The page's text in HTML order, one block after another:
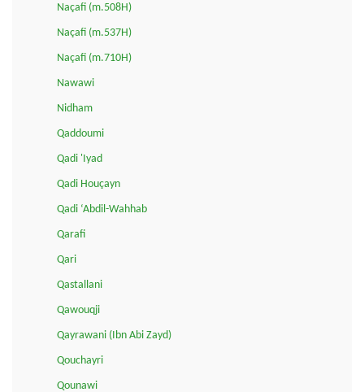
Naçafi (m.508H)
Naçafi (m.537H)
Naçafi (m.710H)
Nawawi
Nidham
Qaddoumi
Qadi 'Iyad
Qadi Houçayn
Qadi ‘Abdil-Wahhab
Qarafi
Qari
Qastallani
Qawouqji
Qayrawani (Ibn Abi Zayd)
Qouchayri
Qounawi